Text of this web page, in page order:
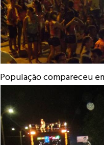
População compareceu